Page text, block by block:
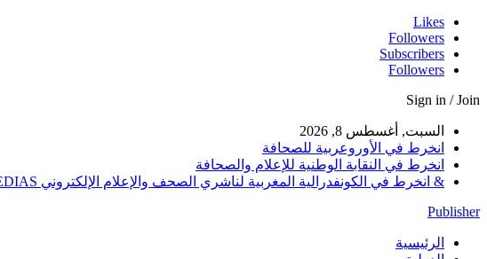
Likes
Followers
Subscribers
Followers
Sign in / Join
السبت, أغسطس 8, 2026
انخرط في الأوروعربية للصحافة
انخرط في النقابة الوطنية للإعلام والصحافة
& انخرط في الكونفدرالية المغربية لناشري الصحف والإعلام الإلكتروني MEDIAS
Publisher
الرئيسية